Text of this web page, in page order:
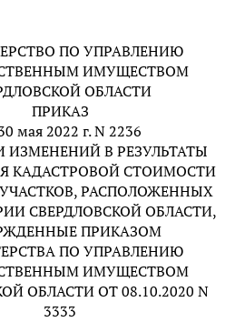
ПО УПРАВЛЕНИЮ
ИМУЩЕСТВОМ
ОБЛАСТИ
ПРИКАЗ
мая 2022 г. N 2236
ИЗМЕНЕНИЙ В РЕЗУЛЬТАТЫ
КАДАСТРОВОЙ СТОИМОСТИ
РАСПОЛОЖЕННЫХ
СВЕРДЛОВСКОЙ ОБЛАСТИ,
ПРИКАЗОМ
ПО УПРАВЛЕНИЮ
ИМУЩЕСТВОМ
ОБЛАСТИ ОТ 08.10.2020 N
3333